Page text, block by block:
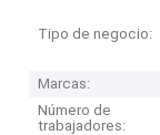
Tipo de negocio:
Marcas:
Número de
trabajadores: